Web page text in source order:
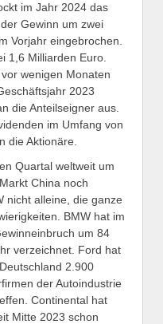
im Jahr 2024 das
Gewinn um zwei
Vorjahr eingebrochen.
1,6 Milliarden Euro.
wenigen Monaten
2023
die Anteilseigner aus.
im Umfang von
die Aktionäre.
Quartal weltweit um
China noch
nicht alleine, die ganze
BMW hat im
um 84
verzeichnet. Ford hat
2.900
der Autoindustrie
Continental hat
Mitte 2023 schon